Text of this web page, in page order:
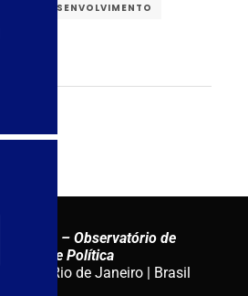
DESENVOLVIMENTO
Watch – Observatório de
e Política
/ Rio de Janeiro | Brasil